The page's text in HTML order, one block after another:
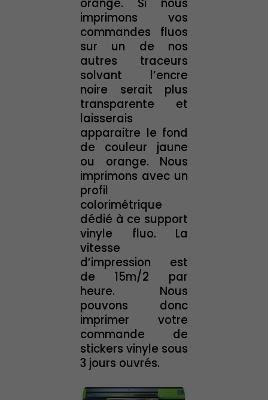
imprimons vos
commandes fluos
sur un de nos
autres traceurs
solvant l’encre
noire serait plus
transparente et
laisserais
apparaitre le fond
de couleur jaune
ou orange. Nous
imprimons avec un
profil
colorimétrique
dédié à ce support
vinyle fluo. La
vitesse
d’impression est
de 15m/2 par
heure. Nous
pouvons donc
imprimer votre
commande de
stickers vinyle sous
3 jours ouvrés.